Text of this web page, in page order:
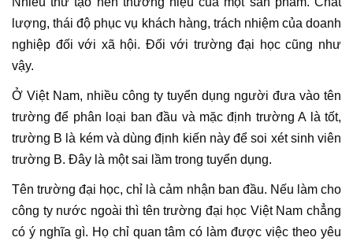
lượng, thái độ phục vụ khách hàng, trách nhiệm của doanh
nghiệp đối với xã hội. Đối với trường đại học cũng như
vậy.
Ở Việt Nam, nhiều công ty tuyển dụng người đưa vào tên
trường để phân loại ban đầu và mặc định trường A là tốt,
trường B là kém và dùng định kiến này để soi xét sinh viên
trường B. Đây là một sai lầm trong tuyển dụng.
Tên trường đại học, chỉ là cảm nhận ban đầu. Nếu làm cho
công ty nước ngoài thì tên trường đại học Việt Nam chẳng
có ý nghĩa gì. Họ chỉ quan tâm có làm được việc theo yêu